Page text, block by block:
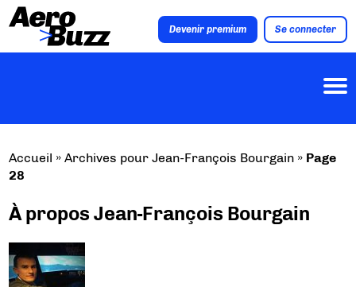
Devenir premium Se connecter
Accueil »Archives pour Jean-François Bourgain » Page
28
À propos Jean-François Bourgain